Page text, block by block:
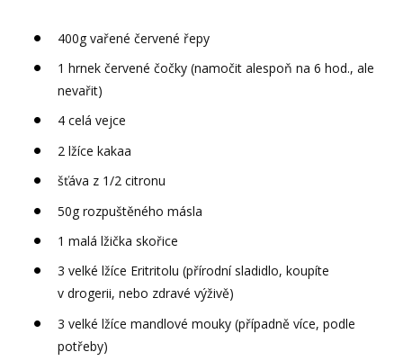
400g vařené červené řepy
1 hrnek červené čočky (namočit alespoň na 6 hod., ale
nevařit)
4 celá vejce
2 lžíce kakaa
šťáva z 1/2 citronu
50g rozpuštěného másla
1 malá lžička skořice
3 velké lžíce Eritritolu (přírodní sladidlo, koupíte
v drogerii, nebo zdravé výživě)
3 velké lžíce mandlové mouky (případně více, podle
potřeby)